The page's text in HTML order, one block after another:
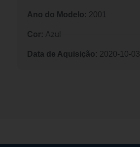
Ano do Modelo: 2001
Cor: Azul
Data de Aquisição: 2020-10-03